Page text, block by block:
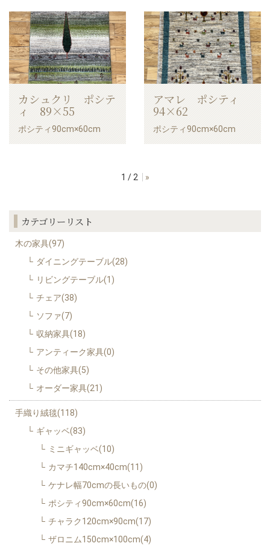
カシュクリ ポシテ
ィ 89×55
ポシティ90cm×60cm
アマレ ポシティ
94×62
ポシティ90cm×60cm
1 / 2 »
カテゴリーリスト
木の家具(97)
ダイニングテーブル(28)
リビングテーブル(1)
チェア(38)
ソファ(7)
収納家具(18)
アンティーク家具(0)
その他家具(5)
オーダー家具(21)
手織り絨毯(118)
ギャッベ(83)
ミニギャッベ(10)
カマチ140cm×40cm(11)
ケナレ幅70cmの長いもの(0)
ポシティ90cm×60cm(16)
チャラク120cm×90cm(17)
ザロニム150cm×100cm(4)